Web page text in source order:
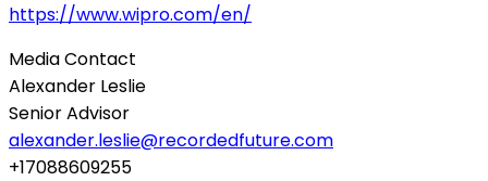
https://www.wipro.com/en/
Media Contact
Alexander Leslie
Senior Advisor
alexander.leslie@recordedfuture.com
+17088609255